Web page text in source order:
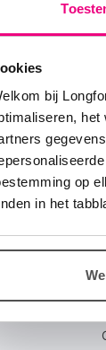
bij
het
op
in het